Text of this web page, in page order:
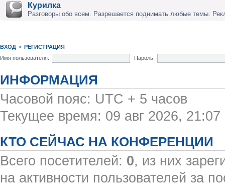
Курилка
Разговоры обо всем. Разрешается поднимать любые темы.
ВХОД • РЕГИСТРАЦИЯ
Имя пользователя:
Пароль:
ИНФОРМАЦИЯ
Часовой пояс: UTC + 5 часов
Текущее время: 09 авг 2026, 21:07
КТО СЕЙЧАС НА КОНФЕРЕНЦИИ
Всего посетителей: 0, из них
на активности пользователей за